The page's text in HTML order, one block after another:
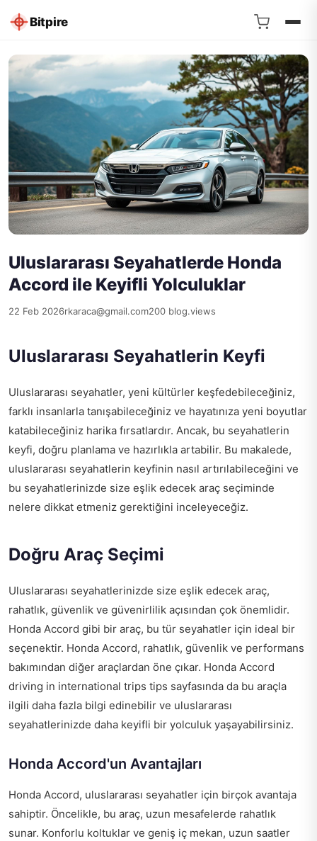
Bitpire
Uluslararası Seyahatlerde Honda
Accord ile Keyifli Yolculuklar
22 Feb 2026rkaraca@gmail.com200 blog.views
Uluslararası Seyahatlerin Keyfi
Uluslararası seyahatler, yeni kültürler keşfedebileceğiniz,
farklı insanlarla tanışabileceğiniz ve hayatınıza yeni boyutlar
katabileceğiniz harika fırsatlardır. Ancak, bu seyahatlerin
keyfi, doğru planlama ve hazırlıkla artabilir. Bu makalede,
uluslararası seyahatlerin keyfinin nasıl artırılabileceğini ve
bu seyahatlerinizde size eşlik edecek araç seçiminde
nelere dikkat etmeniz gerektiğini inceleyeceğiz.
Doğru Araç Seçimi
Uluslararası seyahatlerinizde size eşlik edecek araç,
rahatlık, güvenlik ve güvenirlilik açısından çok önemlidir.
Honda Accord gibi bir araç, bu tür seyahatler için ideal bir
seçenektir. Honda Accord, rahatlık, güvenlik ve performans
bakımından diğer araçlardan öne çıkar. Honda Accord
driving in international trips tips sayfasında da bu araçla
ilgili daha fazla bilgi edinebilir ve uluslararası
seyahatlerinizde daha keyifli bir yolculuk yaşayabilirsiniz.
Honda Accord'un Avantajları
Honda Accord, uluslararası seyahatler için birçok avantaja
sahiptir. Öncelikle, bu araç, uzun mesafelerde rahatlık
sunar. Konforlu koltuklar ve geniş iç mekan, uzun saatler